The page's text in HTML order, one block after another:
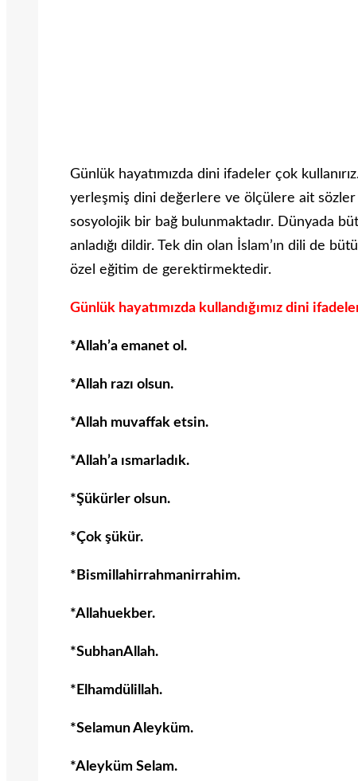
Günlük hayatımızda dini ifadeler çok
yerleşmiş dini değerlere ve ölçülere ait sözler
sosyolojik bir bağ bulunmaktadır. Dünyada
anladığı dildir. Tek din olan İslam’ın dili de
özel eğitim de gerektirmektedir.
Günlük hayatımızda kullandığımız dini
*Allah’a emanet ol.
*Allah razı olsun.
*Allah muvaffak etsin.
*Allah’a ısmarladık.
*Şükürler olsun.
*Çok şükür.
*Bismillahirrahmanirrahim.
*Allahuekber.
*SubhanAllah.
*Elhamdülillah.
*Selamun Aleyküm.
*Aleyküm Selam.